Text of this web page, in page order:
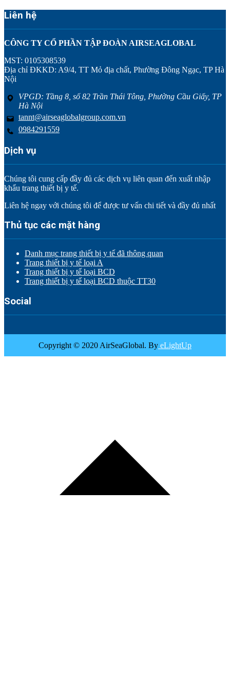
Liên hệ
CÔNG TY CỔ PHẦN TẬP ĐOÀN AIRSEAGLOBAL
MST: 0105308539
Địa chỉ ĐKKD: A9/4, TT Mỏ địa chất, Phường Đông Ngạc, TP Hà
Nội
VPGD: Tầng 8, số 82 Trần Thái Tông, Phường Cầu Giấy, TP
Hà Nội
tannt@airseaglobalgroup.com.vn
0984291559
Dịch vụ
Chúng tôi cung cấp đầy đủ các dịch vụ liên quan đến xuất nhập
khẩu trang thiết bị y tế.
Liên hệ ngay với chúng tôi để được tư vấn chi tiết và đầy đủ nhất
Thủ tục các mặt hàng
Danh mục trang thiết bị y tế đã thông quan
Trang thiết bị y tế loại A
Trang thiết bị y tế loại BCD
Trang thiết bị y tế loại BCD thuộc TT30
Social
Copyright © 2020 AirSeaGlobal. By eLightUp